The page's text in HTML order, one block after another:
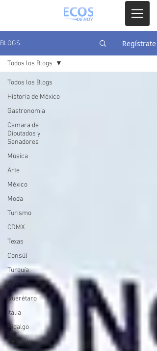
BLOGS Regístrate
Todos los Blogs
Historia de México
Gastronomia
Camara de
Diputados y
Senadores
Música
Arte
México
Moda
Turismo
CDMX
Texas
Consúl
Turquía
PIB
Querétaro
Italia
Hidalgo
Deportes
Todos los Blogs